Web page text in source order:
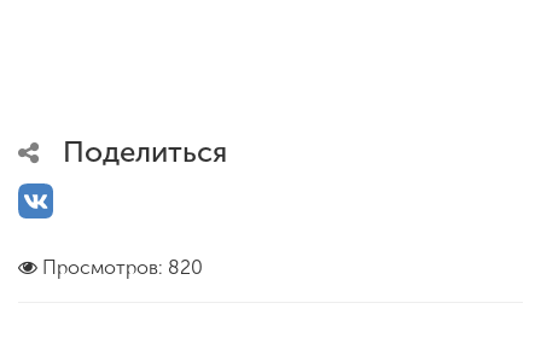
Поделиться
Просмотров: 820